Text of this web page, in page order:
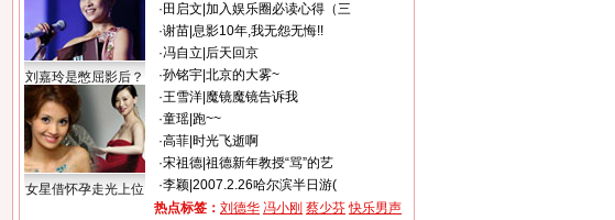
刘嘉玲是憋屈影后？
女星借怀孕走光上位
· 田启文 加入娱乐圈必读心得（三
·谢苗| 息影10年,我无怨无悔!!
·冯自立 后天回京
·孙铭宇| 北京的大雾~
·王雪洋| 魔镜魔镜告诉我
·童瑶| 跑~~
·高菲| 时光飞逝啊
·宋祖德| 祖德新年教授“骂”的艺
·李颖| 2007.2.26哈尔滨半日游(
热点标签： 刘德华 冯小刚 蔡少芬 快乐男声